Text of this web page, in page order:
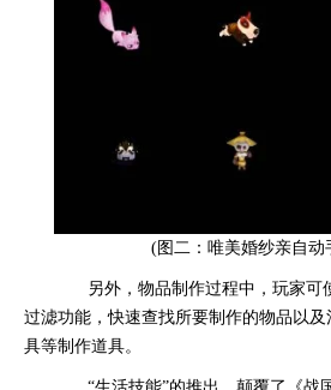
(图二：唯美婚纱亲自动
另外，物品制作过程中，玩家可
过滤功能，快速查找所要制作的物品以
具等制作道具。